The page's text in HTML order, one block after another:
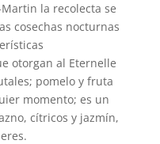
la recolecta se
cosechas nocturnas
otorgan al Eternelle
pomelo y fruta
momento; es un
cítricos y jazmín,